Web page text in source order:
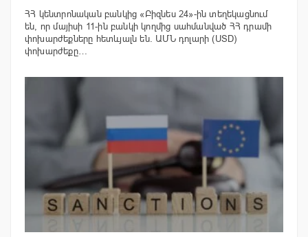
ՀՀ կենտրոնական բանկից «Բիզնես 24»-ին տեղեկացնում
են, որ մայիսի 11-ին բանկի կողմից սահմանված ՀՀ դրամի
փոխարժեքները հետևյալն են. ԱՄՆ դոլարի (USD)
փոխարժեքը…